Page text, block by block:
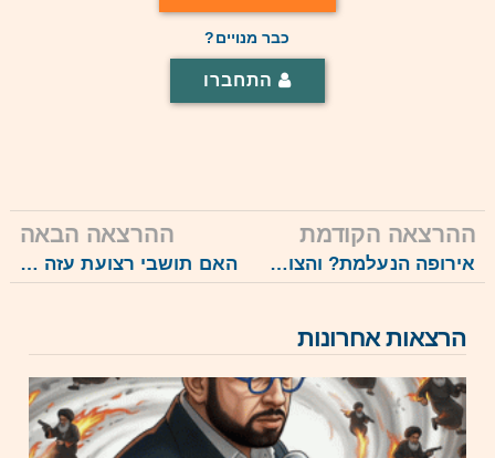
כבר מנויים?
התחברו
ההרצאה הקודמת
אירופה הנעלמת? והצוק הפיסקלי המתקרב, 2.9.24
ההרצאה הבאה
האם תושבי רצועת עזה יעזבו?
הרצאות אחרונות